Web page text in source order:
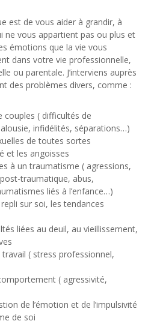
est de vous aider à grandir, à
ne vous appartient pas ou plus et
émotions que la vie vous
dans votre vie professionnelle,
ou parentale. J’interviens auprès
des problèmes divers, comme :
couples ( difficultés de
infidélités, séparations…)
de toutes sortes
et les angoisses
à un traumatisme ( agressions,
traumatique, abus,
liés à l’enfance…)
sur soi, les tendances
liées au deuil, au vieillissement,
( stress professionnel,
( agressivité,
de l’émotion et de l’impulsivité
de soi